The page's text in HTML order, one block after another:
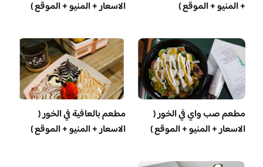
+ المنيو + الموقع )
الاسعار + المنيو + الموقع )
مطعم صب واي في الخور (
الاسعار + المنيو + الموقع )
مطعم بالعافية في الخور (
الاسعار + المنيو + الموقع )